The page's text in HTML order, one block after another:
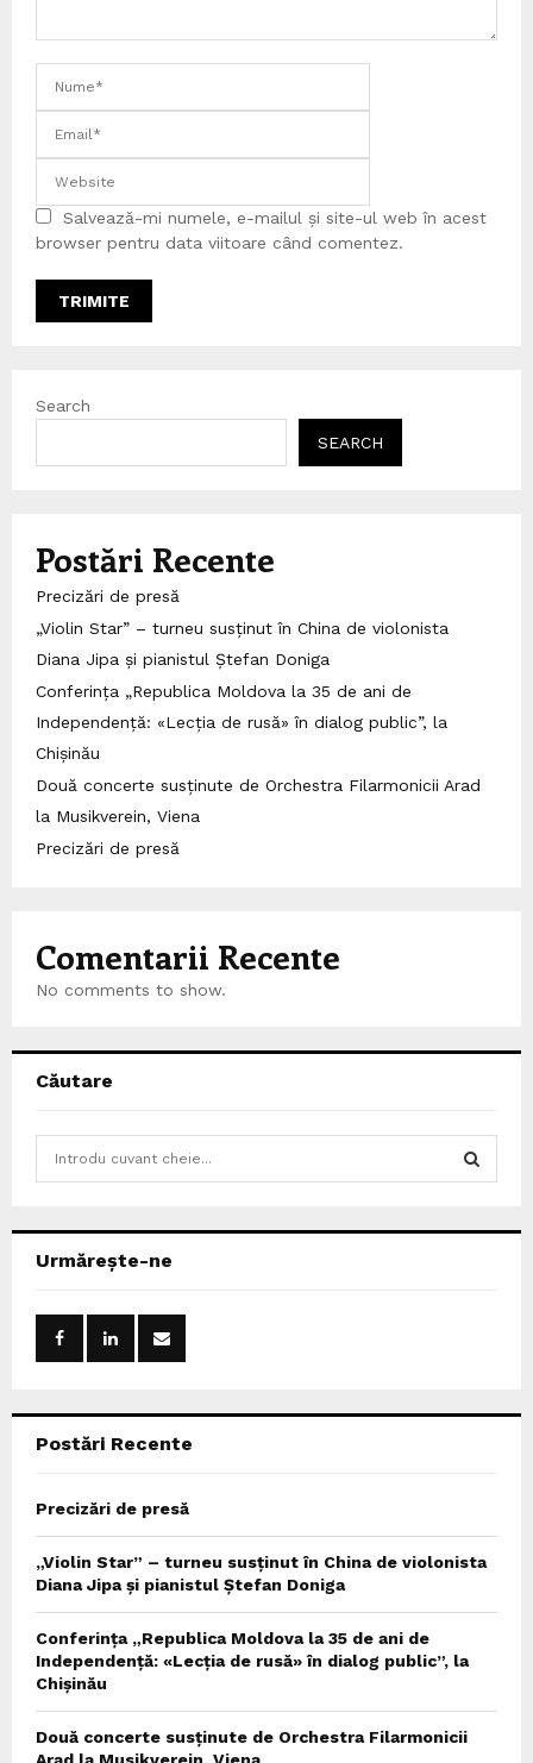
Salvează-mi numele, e-mailul și site-ul web în acest
browser pentru data viitoare când comentez.
Search
SEARCH
Postări Recente
Precizări de presă
„Violin Star” – turneu susținut în China de violonista
Diana Jipa și pianistul Ștefan Doniga
Conferința „Republica Moldova la 35 de ani de
Independență: «Lecția de rusă» în dialog public”, la
Chișinău
Două concerte susținute de Orchestra Filarmonicii Arad
la Musikverein, Viena
Precizări de presă
Comentarii Recente
No comments to show.
Căutare
h
Urmărește-ne
Postări Recente
Precizări de presă
„Violin Star” – turneu susținut în China de violonista
Diana Jipa și pianistul Ștefan Doniga
Conferința „Republica Moldova la 35 de ani de
Independență: «Lecția de rusă» în dialog public”, la
Chișinău
Două concerte susținute de Orchestra Filarmonicii